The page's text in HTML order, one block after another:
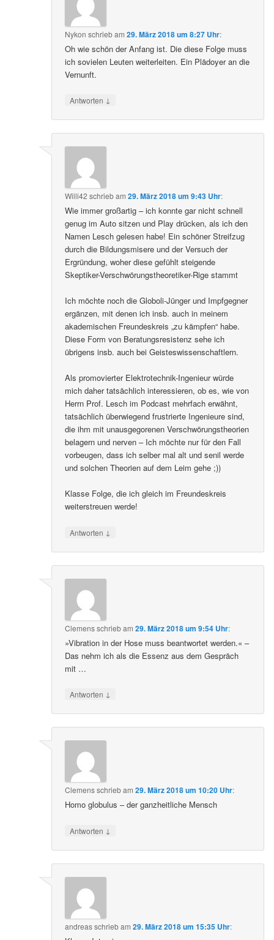
Nykon schriebam29. März 2018 um 8:27 Uhr:
Oh wie schön der Anfang ist. Die diese Folge muss
ich sovielen Leuten weiterleiten. Ein Plädoyer an die
Vernunft.
Antworten ↓
Willi42 schriebam29. März 2018 um 9:43 Uhr:
Wie immer großartig – ich konnte gar nicht schnell
genug im Auto sitzen und Play drücken, als ich den
Namen Lesch gelesen habe! Ein schöner Streifzug
durch die Bildungsmisere und der Versuch der
Ergründung, woher diese gefühlt steigende
Skeptiker-Verschwörungstheoretiker-Rige stammt
Ich möchte noch die Globoli-Jünger und Impfgegner
ergänzen, mit denen ich insb. auch in meinem
akademischen Freundeskreis „zu kämpfen“ habe.
Diese Form von Beratungsresistenz sehe ich
übrigens insb. auch bei Geisteswissenschaftlern.
Als promovierter Elektrotechnik-Ingenieur würde
mich daher tatsächlich interessieren, ob es, wie von
Herrn Prof. Lesch im Podcast mehrfach erwähnt,
tatsächlich überwiegend frustrierte Ingenieure sind,
die ihm mit unausgegorenen Verschwörungstheorien
belagern und nerven – Ich möchte nur für den Fall
vorbeugen, dass ich selber mal alt und senil werde
und solchen Theorien auf dem Leim gehe ;))
Klasse Folge, die ich gleich im Freundeskreis
weiterstreuen werde!
Antworten ↓
Clemensschriebam29. März 2018 um 9:54 Uhr:
»Vibration in der Hose muss beantwortet werden.« –
Das nehm ich als die Essenz aus dem Gespräch
mit …
Antworten ↓
Clemensschriebam29. März 2018 um 10:20 Uhr:
Homo globulus – der ganzheitliche Mensch
Antworten ↓
andreasschriebam29. März 2018 um 15:35 Uhr: